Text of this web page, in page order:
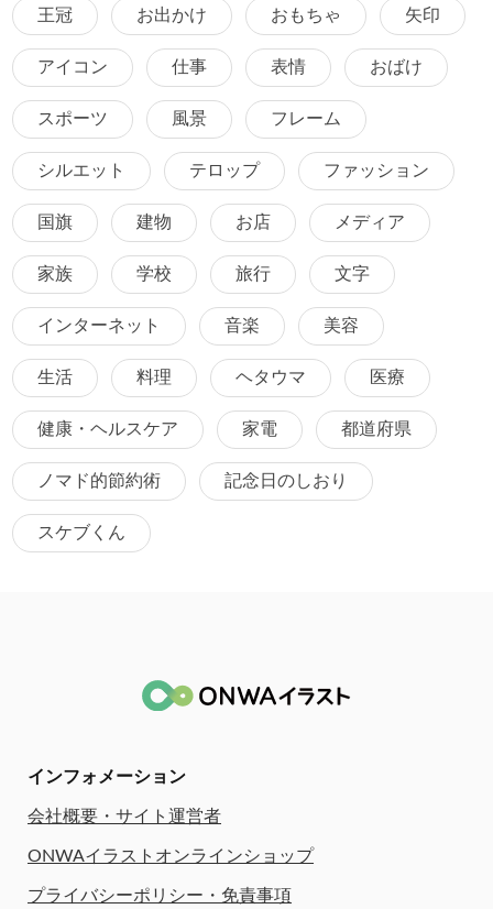
王冠 お出かけ おもちゃ 矢印
アイコン 仕事 表情 おばけ
スポーツ 風景 フレーム
シルエット テロップ ファッション
国旗 建物 お店 メディア
家族 学校 旅行 文字
インターネット 音楽 美容
生活 料理 ヘタウマ 医療
健康・ヘルスケア 家電 都道府県
ノマド的節約術 記念日のしおり
スケブくん
インフォメーション
会社概要・サイト運営者
ONWAイラストオンラインショップ
プライバシーポリシー・免責事項